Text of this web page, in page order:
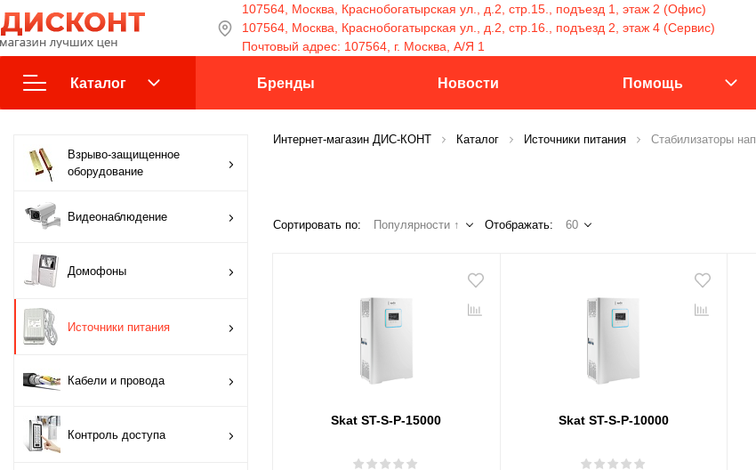
107564, Москва, Краснобогатырская ул., д.2, стр.15., подъезд 1, этаж 2 (Офис)
107564, Москва, Краснобогатырская ул., д.2, стр.16., подъезд 2, этаж 4 (Сервис)
Почтовый адрес: 107564, г. Москва, А/Я 1
+7 (499)
С 9:30
Каталог
оборудование
Видеонаблюдение
Кабели и провода
Контроль доступа
Монтажные и
расходные
Бренды Новости Помощь
Взрыво-защищенное
оборудование
Видеонаблюдение
Домофоны
Источники питания
Кабели и провода
Контроль доступа
Интернет-магазин ДИС-КОНТ Каталог Источники питания Стабилизаторы
Сортировать по: Популярности ↑ Отображать: 60
Skat ST-S-P-15000 Skat ST-S-P-10000